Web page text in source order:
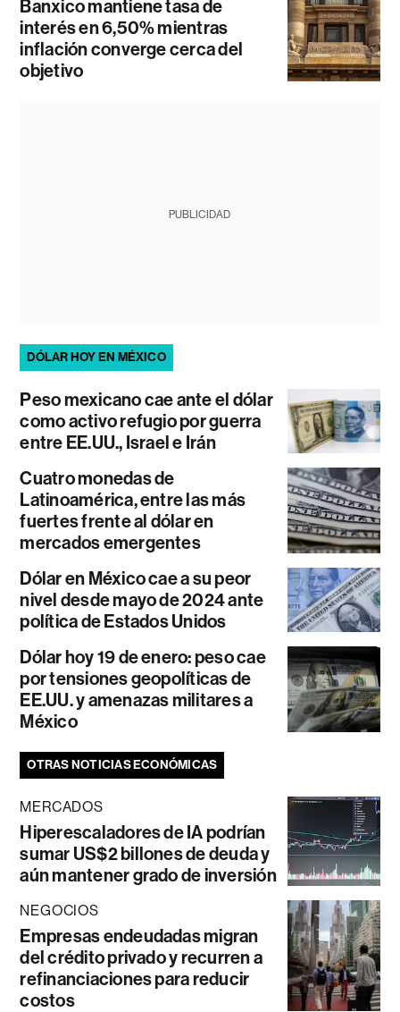
Banxico mantiene tasa de
interés en 6,50% mientras
inflación converge cerca del
objetivo
PUBLICIDAD
DÓLAR HOY EN MÉXICO
Peso mexicano cae ante el dólar
como activo refugio por guerra
entre EE.UU., Israel e Irán
Cuatro monedas de
Latinoamérica, entre las más
fuertes frente al dólar en
mercados emergentes
Dólar en México cae a su peor
nivel desde mayo de 2024 ante
política de Estados Unidos
Dólar hoy 19 de enero: peso cae
por tensiones geopolíticas de
EE.UU. y amenazas militares a
México
OTRAS NOTICIAS ECONÓMICAS
MERCADOS
Hiperescaladores de IA podrían
sumar US$2 billones de deuda y
aún mantener grado de inversión
NEGOCIOS
Empresas endeudadas migran
del crédito privado y recurren a
refinanciaciones para reducir
costos